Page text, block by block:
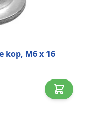
M6 x 16